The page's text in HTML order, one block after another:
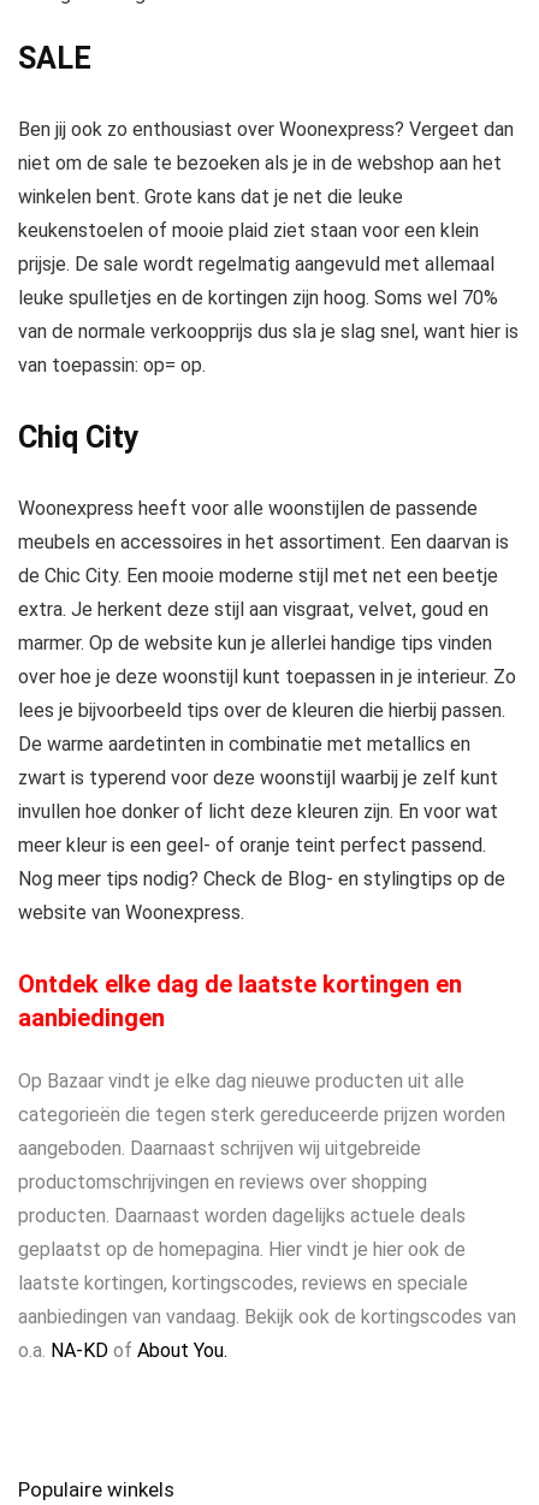
SALE
Ben jij ook zo enthousiast over Woonexpress? Vergeet dan
niet om de sale te bezoeken als je in de webshop aan het
winkelen bent. Grote kans dat je net die leuke
keukenstoelen of mooie plaid ziet staan voor een klein
prijsje. De sale wordt regelmatig aangevuld met allemaal
leuke spulletjes en de kortingen zijn hoog. Soms wel 70%
van de normale verkoopprijs dus sla je slag snel, want hier is
van toepassin: op= op.
Chiq City
Woonexpress heeft voor alle woonstijlen de passende
meubels en accessoires in het assortiment. Een daarvan is
de Chic City. Een mooie moderne stijl met net een beetje
extra. Je herkent deze stijl aan visgraat, velvet, goud en
marmer. Op de website kun je allerlei handige tips vinden
over hoe je deze woonstijl kunt toepassen in je interieur. Zo
lees je bijvoorbeeld tips over de kleuren die hierbij passen.
De warme aardetinten in combinatie met metallics en
zwart is typerend voor deze woonstijl waarbij je zelf kunt
invullen hoe donker of licht deze kleuren zijn. En voor wat
meer kleur is een geel- of oranje teint perfect passend.
Nog meer tips nodig? Check de Blog- en stylingtips op de
website van Woonexpress.
Ontdek elke dag de laatste kortingen en
aanbiedingen
Op Bazaar vindt je elke dag nieuwe producten uit alle
categorieën die tegen sterk gereduceerde prijzen worden
aangeboden. Daarnaast schrijven wij uitgebreide
productomschrijvingen en reviews over shopping
producten. Daarnaast worden dagelijks actuele deals
geplaatst op de homepagina. Hier vindt je hier ook de
laatste kortingen, kortingscodes, reviews en speciale
aanbiedingen van vandaag. Bekijk ook de kortingscodes van
o.a. NA-KD of About You.
Populaire winkels